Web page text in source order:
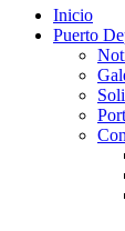
Inicio
Puerto